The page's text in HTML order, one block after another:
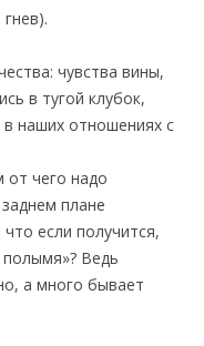
чувства вины,
в тугой клубок,
наших отношениях с
от чего надо
плане
если получится,
полымя»? Ведь
а много бывает